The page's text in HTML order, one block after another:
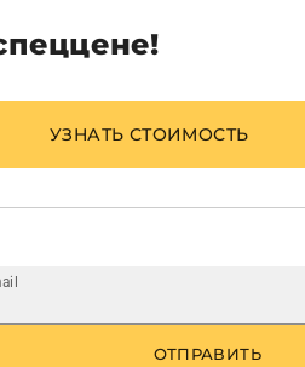
УЗНАТЬ СТОИМОСТЬ
ОТПРАВИТЬ